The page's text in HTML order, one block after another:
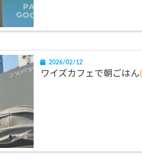
2026/02/12
ワイズカフェで朝ごはん